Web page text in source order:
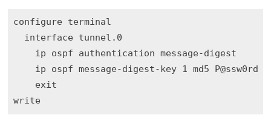
configure terminal
  interface tunnel.0
    ip ospf authentication message-digest
    ip ospf message-digest-key 1 md5 P@ssw0rd
    exit
write